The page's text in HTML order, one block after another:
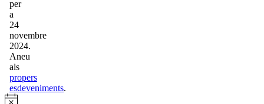
per
a
24
novembre
2024.
Aneu
als
propers
esdeveniments.
Avís